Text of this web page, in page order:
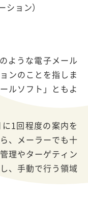
ョン）
ような電子メール
ンのことを指しま
ルソフト」ともよ
1回程度の案内を
、メーラーでも十
理やターゲティン
、手動で行う領域